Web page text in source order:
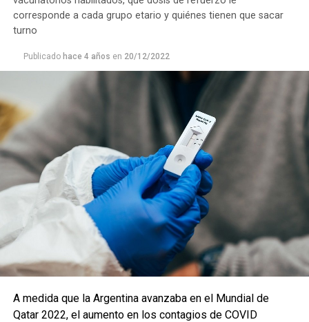
corresponde a cada grupo etario y quiénes tienen que sacar
turno
Publicado hace 4 años en 20/12/2022
A medida que la Argentina avanzaba en el Mundial de
Qatar 2022, el aumento en los contagios de COVID